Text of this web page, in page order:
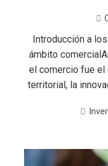
Introducción a
ámbito
el comercio fue el
territorial, la